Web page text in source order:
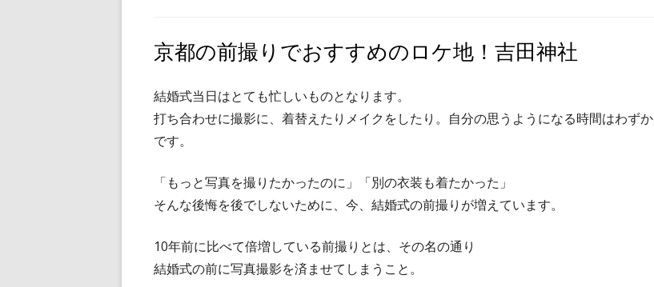
京都の前撮りでおすすめのロケ地！吉田神社
結婚式当日はとても忙しいものとなります。
打ち合わせに撮影に、着替えたりメイクをしたり。自分の思うようになる時間はわずか
です。
「もっと写真を撮りたかったのに」「別の衣装も着たかった」
そんな後悔を後でしないために、今、結婚式の前撮りが増えています。
10年前に比べて倍増している前撮りとは、その名の通り
結婚式の前に写真撮影を済ませてしまうこと。